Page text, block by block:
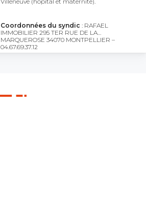
Coordonnées du syndic : RAFAEL
IMMOBILIER 295 TER RUE DE LA
MARQUEROSE 34070 MONTPELLIER –
04.67.69.37.12